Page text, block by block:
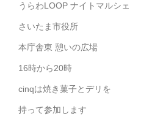
うらわLOOP ナイトマルシェ
さいたま市役所
本庁舎東 憩いの広場
16時から20時
cinqは焼き菓子とデリを
持って参加します